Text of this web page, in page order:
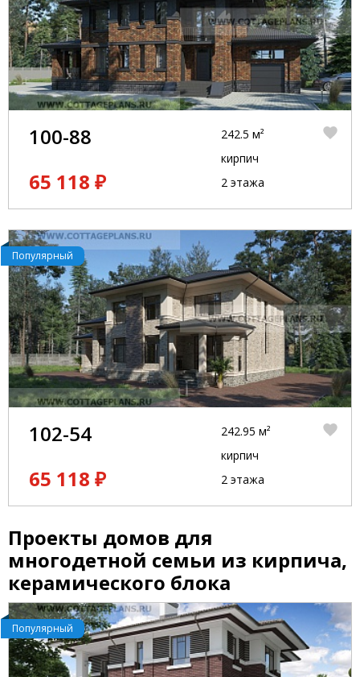
поможем вам выбрать идеальный проект и
сделаем так, чтобы ваше новое жилье было
максимально комфортным и удобным для всей
семьи.
100-88
65 118 ₽
242.5 м²
кирпич
2 этажа
Популярный
102-54
65 118 ₽
242.95 м²
кирпич
2 этажа
Проекты домов для
многодетной семьи из кирпича,
керамического блока
Популярный